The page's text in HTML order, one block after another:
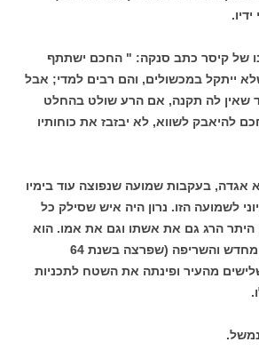
של קיסר כתב סנקה: " החכם ישתתף
ייתקל במכשולים, והם רבים למדי; אבל
שאין לה תקנה, אם הרע שולט בהחלט
להיאבק לשווא, לא יבזבז את כוחותיו
אגדה, בעקבות שמועה שנפוצה עוד בימיו
לשמועה הזו. נרון היה איש שסילק כל
היתר הרג גם את אשתו וגם את אמו. הוא
תכנן לבנות את רומא מחדש והשריפה (שפרצה בשנת 64
מהעיר ופינתה את השטח לתכניות